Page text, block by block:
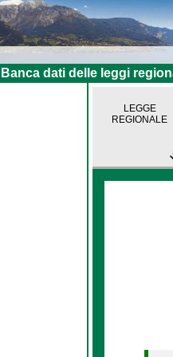
Banca dati delle leggi
LEGGE
REGIONALE